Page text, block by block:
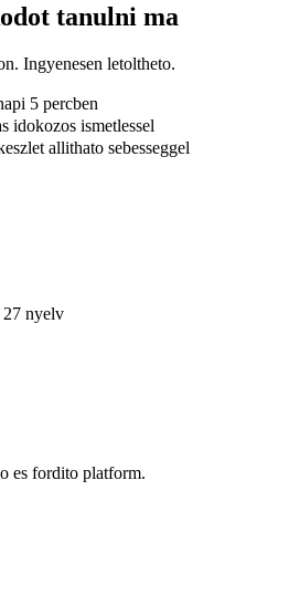
tanulni ma
Ingyenesen letoltheto.
5 percben
idokozos ismetlessel
allithato sebesseggel
27 nyelv
es fordito platform.